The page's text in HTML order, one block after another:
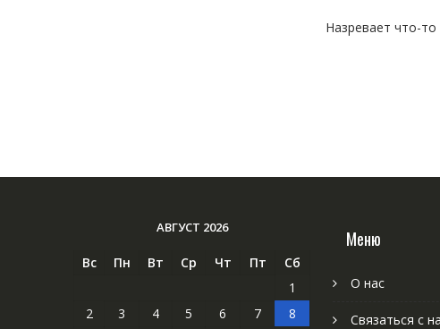
Назревает что-то
АВГУСТ 2026
Вс Пн Вт Ср Чт Пт
Сб
1
2
3 4 5 6 7
8
Меню
О нас
Связаться с